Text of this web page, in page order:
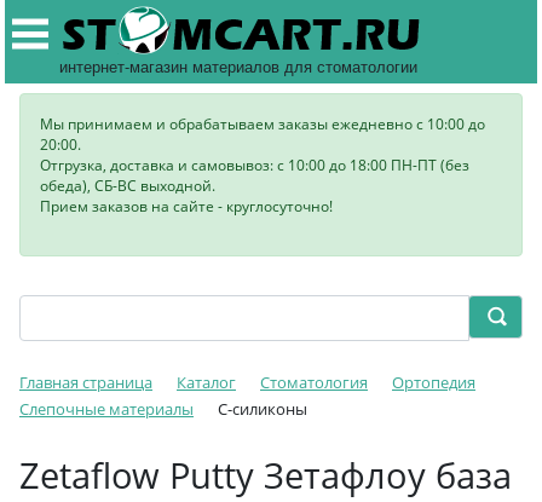
интернет-магазин материалов для стоматологии
Мы принимаем и обрабатываем заказы ежедневно с 10:00 до
20:00.
Отгрузка, доставка и самовывоз: с 10:00 до 18:00 ПН-ПТ (без
обеда), СБ-ВС выходной.
Прием заказов на сайте - круглосуточно!
Главная страница Каталог Стоматология
Ортопедия
Слепочные материалы
C-силиконы
Zetaflow Putty Зетафлоу база